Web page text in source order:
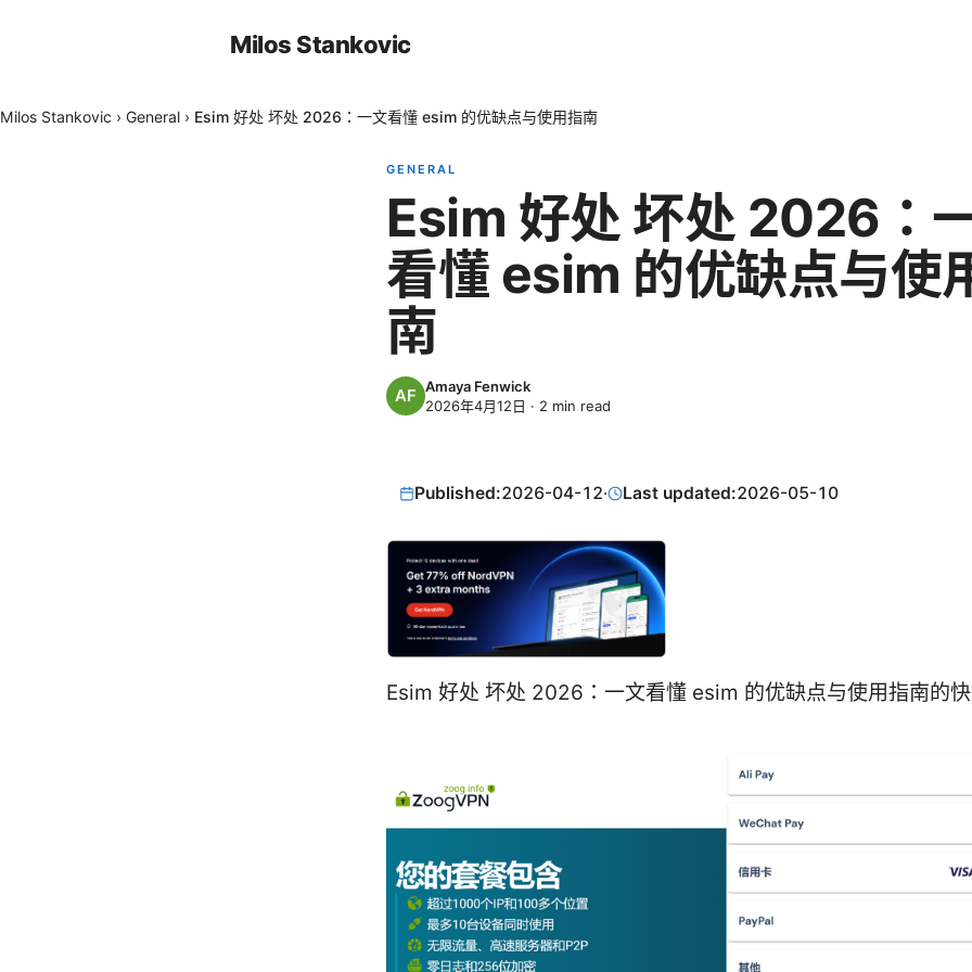
Milos Stankovic
Milos Stankovic › General › Esim 好处 坏处 2026：一文看懂 esim 的优缺点与使用指南
GENERAL
Esim 好处 坏处 2026：
看懂 esim 的优缺点与使
南
Amaya Fenwick
2026年4月12日 · 2 min read
Published:2026-04-12· Last updated:2026-05-10
Esim 好处 坏处 2026：一文看懂 esim 的优缺点与使用指南的